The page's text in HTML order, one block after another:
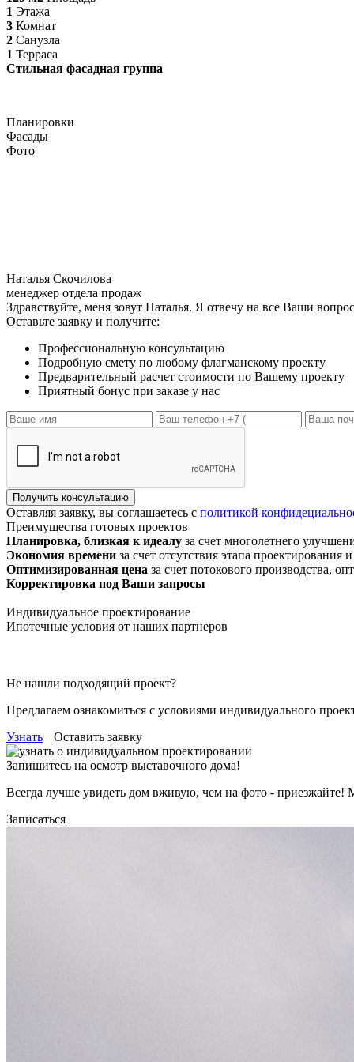
1 Этажа
3 Комнат
2 Санузла
1 Терраса
Стильная фасадная группа
Планировки
Фасады
Фото
Наталья Скочилова
менеджер отдела продаж
Здравствуйте, меня зовут Наталья. Я отвечу на все Ваши
Оставьте заявку и получите:
Профессиональную консультацию
Подробную смету по любому флагманскому проекту
Предварительный расчет стоимости по Вашему проекту
Приятный бонус при заказе у нас
Получить консультацию
Оставляя заявку, вы соглашаетесь с политикой
Преимущества готовых проектов
Планировка, близкая к идеалу за счет многолетнего
Экономия времени за счет отсутствия этапа проектирования
Оптимизированная цена за счет потокового производства,
Корректировка под Ваши запросы
Индивидуальное проектирование
Ипотечные условия от наших партнеров
Не нашли подходящий проект?
Предлагаем ознакомиться с условиями индивидуального
Узнать
Оставить заявку
Запишитесь на осмотр выставочного дома!
Всегда лучше увидеть дом вживую, чем на фото -
Записаться